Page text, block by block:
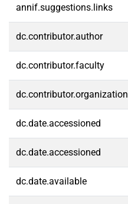
annif.suggestions.links
dc.contributor.author
dc.contributor.faculty
dc.contributor.organization
dc.date.accessioned
dc.date.accessioned
dc.date.available